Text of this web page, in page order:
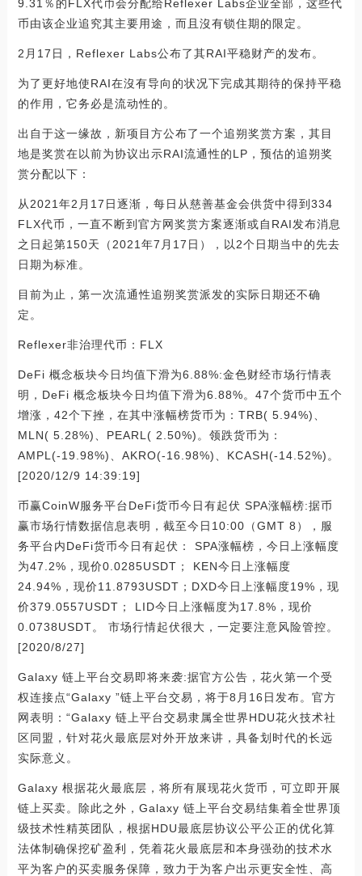
9.31％的FLX代币会分配给Reflexer Labs企业全部，这些代
币由该企业追究其主要用途，而且沒有锁住期的限定。
2月17日，Reflexer Labs公布了其RAI平稳财产的发布。
为了更好地使RAI在沒有导向的状况下完成其期待的保持平稳
的作用，它务必是流动性的。
出自于这一缘故，新项目方公布了一个追朔奖赏方案，其目
地是奖赏在以前为协议出示RAI流通性的LP，预估的追朔奖
赏分配以下：
从2021年2月17日逐渐，每日从慈善基金会供货中得到334
FLX代币，一直不断到官方网奖赏方案逐渐或自RAI发布消息
之日起第150天（2021年7月17日），以2个日期当中的先去
日期为标准。
目前为止，第一次流通性追朔奖赏派发的实际日期还不确
定。
Reflexer非治理代币：FLX
DeFi 概念板块今日均值下滑为6.88%:金色财经市场行情表
明，DeFi 概念板块今日均值下滑为6.88%。47个货币中五个
增涨，42个下挫，在其中涨幅榜货币为：TRB( 5.94%)、
MLN( 5.28%)、PEARL( 2.50%)。领跌货币为：
AMPL(-19.98%)、AKRO(-16.98%)、KCASH(-14.52%)。
[2020/12/9 14:39:19]
币赢CoinW服务平台DeFi货币今日有起伏 SPA涨幅榜:据币
赢市场行情数据信息表明，截至今日10:00（GMT 8），服
务平台内DeFi货币今日有起伏： SPA涨幅榜，今日上涨幅度
为47.2%，现价0.0285USDT； KEN今日上涨幅度
24.94%，现价11.8793USDT；DXD今日上涨幅度19%，现
价379.0557USDT； LID今日上涨幅度为17.8%，现价
0.0738USDT。 市场行情起伏很大，一定要注意风险管控。
[2020/8/27]
Galaxy 链上平台交易即将来袭:据官方公告，花火第一个受
权连接点“Galaxy ”链上平台交易，将于8月16日发布。官方
网表明：“Galaxy 链上平台交易隶属全世界HDU花火技术社
区同盟，针对花火最底层对外开放来讲，具备划时代的长远
实际意义。
Galaxy 根据花火最底层，将所有展现花火货币，可立即开展
链上买卖。除此之外，Galaxy 链上平台交易结集着全世界顶
级技术性精英团队，根据HDU最底层协议公平公正的优化算
法体制确保挖矿盈利，凭着花火最底层和本身强劲的技术水
平为客户的买卖服务保障，致力于为客户出示更安全性、高